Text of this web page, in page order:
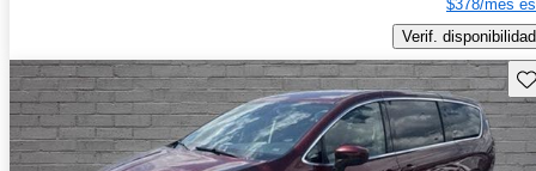
$378/mes
Verif. disponibilidad